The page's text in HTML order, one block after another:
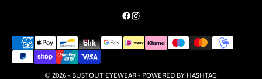
© 2026 - BUSTOUT EYEWEAR - POWERED BY HASHTAG